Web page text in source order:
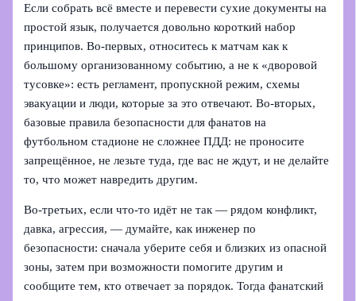
Если собрать всё вместе и перевести сухие документы на
простой язык, получается довольно короткий набор
принципов. Во‑первых, относитесь к матчам как к
большому организованному событию, а не к «дворовой
тусовке»: есть регламент, пропускной режим, схемы
эвакуации и люди, которые за это отвечают. Во‑вторых,
базовые правила безопасности для фанатов на
футбольном стадионе не сложнее ПДД: не проносите
запрещённое, не лезьте туда, где вас не ждут, и не делайте
то, что может навредить другим.
Во‑третьих, если что-то идёт не так — рядом конфликт,
давка, агрессия, — думайте, как инженер по
безопасности: сначала уберите себя и близких из опасной
зоны, затем при возможности помогите другим и
сообщите тем, кто отвечает за порядок. Тогда фанатский